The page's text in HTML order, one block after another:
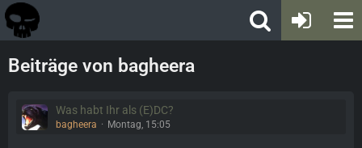
Beiträge von bagheera
Was habt Ihr als (E)DC?
bagheera Montag, 15:05